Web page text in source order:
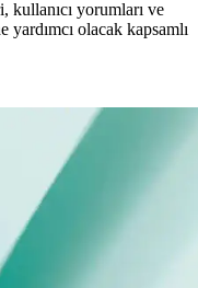
kullanıcı yorumları ve
yardımcı olacak kapsamlı